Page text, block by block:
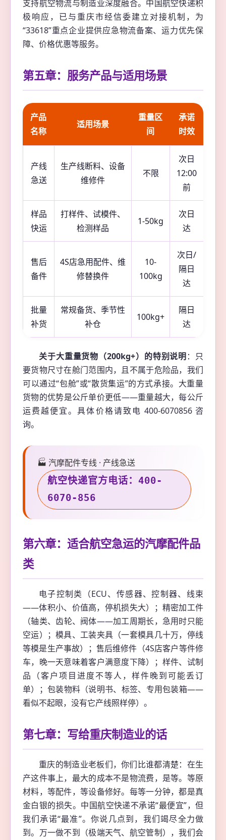
支持航空物流与制造业深度融合。中国航空快递积
极响应，已与重庆市经信委建立对接机制，为
“33618”重点企业提供应急物流备案、运力优先保
障、价格优惠等服务。
第五章：服务产品与适用场景
产品
名称
适用场景
重量区
间
承诺
时效
产线
急送
生产线断料、设备
维修件
不限
次日
12:00
前
样品
快运
打样件、试模件、
检测样品
1-50kg
次日
达
售后
备件
4S店急用配件、维
修替换件
10-
100kg
次日/
隔日
达
批量
补货
常规备货、季节性
补仓
100kg+
隔日
达
关于大重量货物（200kg+）的特别说明：只
要货物尺寸在舱门范围内，且不属于危险品，我们
可以通过“包舱”或“散货集运”的方式承接。大重量
货物的优势是公斤单价更低——重量越大，每公斤
运费越便宜。具体价格请致电 400-6070856 咨
询。
🏭 汽摩配件专线 · 产线急送
航空快递官方电话：400-
6070-856
第六章：适合航空急运的汽摩配件品
类
电子控制类（ECU、传感器、控制器、线束
——体积小、价值高，停机损失大）；精密加工件
（轴类、齿轮、阀体——加工周期长，急用时只能
空运）；模具、工装夹具（一套模具几十万，停线
等模是生产事故）；售后维修件（4S店客户等件修
车，晚一天意味着客户满意度下降）；样件、试制
品（客户项目进度不等人，样件晚到可能丢订
单）；包装物料（说明书、标签、专用包装箱——
看似不起眼，没有它产线照样停）。
第七章：写给重庆制造业的话
重庆的制造业老板们，你们比谁都清楚：在生
产这件事上，最大的成本不是物流费，是等。等原
材料，等配件，等设备修好。每等一分钟，都是真
金白银的损失。中国航空快递不承诺“最便宜”，但
我们承诺“最准”。你说几点到，我们竭尽全力做
到。万一做不到（极端天气、航空管制），我们会